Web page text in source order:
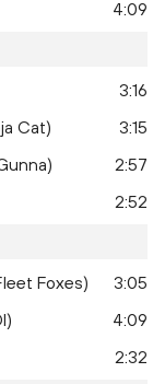
4:09
3:16
Cat)
3:15
2:57
2:52
Foxes)
3:05
4:09
2:32